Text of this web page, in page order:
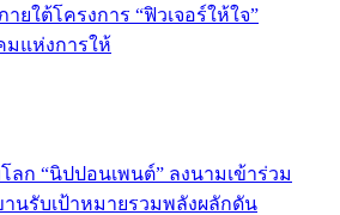
ยใต้โครงการ “ฟิวเจอร์ให้ใจ”
มแห่งการให้
ลก “นิปปอนเพนต์” ลงนามเข้าร่วม
านรับเป้าหมายรวมพลังผลักดัน